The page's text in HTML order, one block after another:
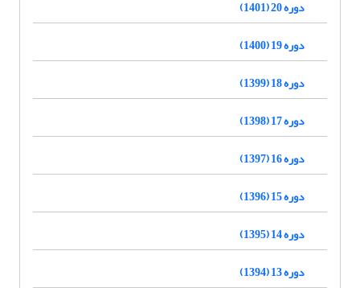
دوره 20 (1401)
دوره 19 (1400)
دوره 18 (1399)
دوره 17 (1398)
دوره 16 (1397)
دوره 15 (1396)
دوره 14 (1395)
دوره 13 (1394)